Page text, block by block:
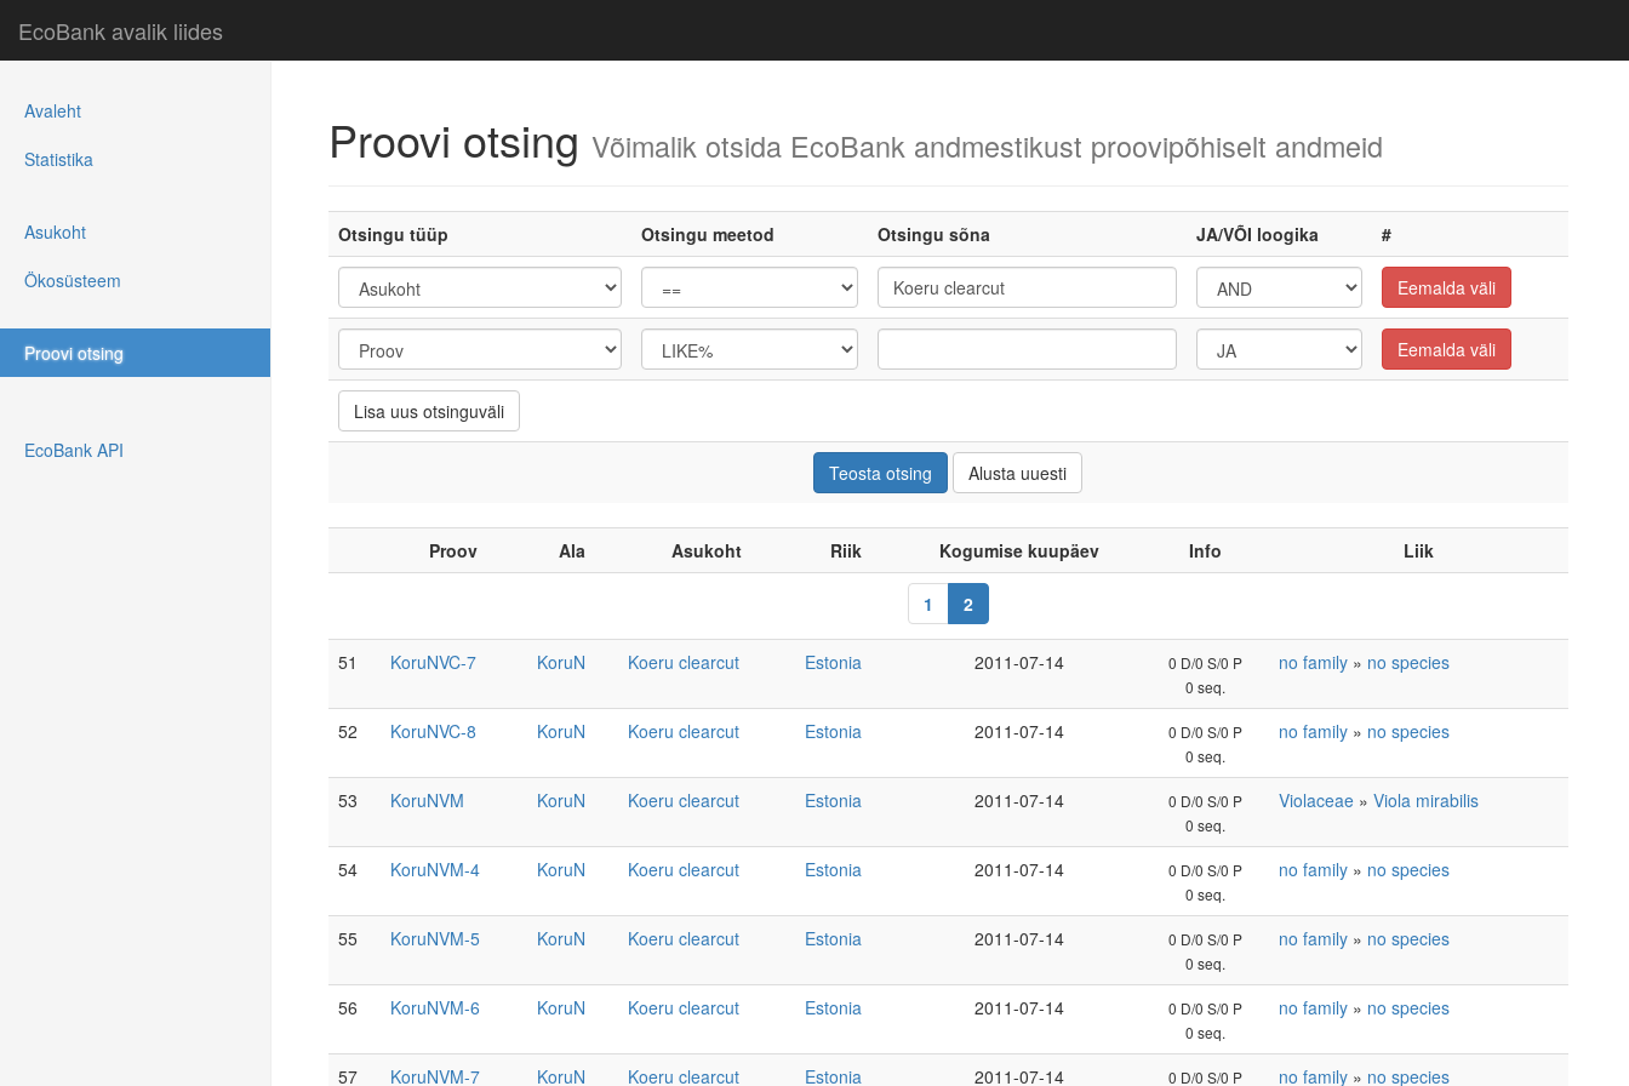
EcoBank avalik liides
Avaleht
Statistika
Asukoht
Ökosüsteem
Proovi otsing
EcoBank API
Proovi otsing Võimalik otsida EcoBank andmestikust proovipõhiselt andmeid
Otsingu tüüp Otsingu meetod Otsingu sõna JA/VÕI loogika #
Proov Ala Asukoht Riik Kogumise kuupäev Info Liik
1 2
51 KoruNVC-7 KoruN Koeru clearcut Estonia 2011-07-14
0 D/0 S/0 P
0 seq.
no family» no species
52 KoruNVC-8 KoruN Koeru clearcut Estonia 2011-07-14
0 D/0 S/0 P
0 seq.
no family» no species
53 KoruNVM KoruN Koeru clearcut Estonia 2011-07-14
0 D/0 S/0 P
0 seq.
Violaceae» Viola mirabilis
54 KoruNVM-4 KoruN Koeru clearcut Estonia 2011-07-14
0 D/0 S/0 P
0 seq.
no family» no species
55 KoruNVM-5 KoruN Koeru clearcut Estonia 2011-07-14
0 D/0 S/0 P
0 seq.
no family» no species
56 KoruNVM-6 KoruN Koeru clearcut Estonia 2011-07-14
0 D/0 S/0 P
0 seq.
no family» no species
57 KoruNVM-7 KoruN Koeru clearcut Estonia 2011-07-14 0 D/0 S/0 P no family» no species